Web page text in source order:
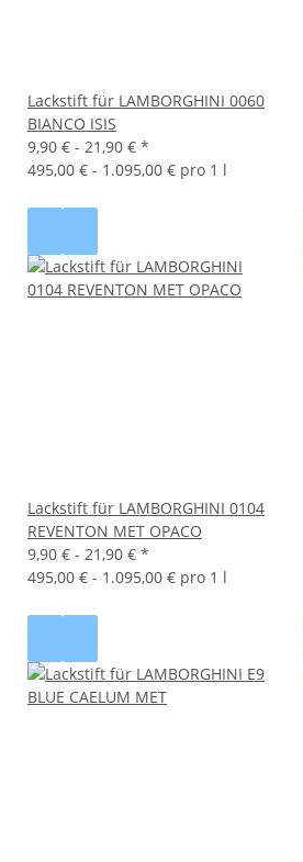
Lackstift für LAMBORGHINI 0060
BIANCO ISIS
9,90 € - 21,90 € *
495,00 € - 1.095,00 € pro 1 l
Lackstift für LAMBORGHINI 0104
REVENTON MET OPACO
9,90 € - 21,90 € *
495,00 € - 1.095,00 € pro 1 l